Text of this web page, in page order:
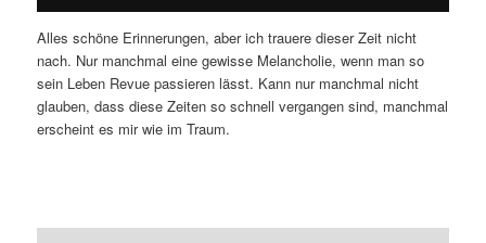
Alles schöne Erinnerungen, aber ich trauere dieser Zeit nicht
nach. Nur manchmal eine gewisse Melancholie, wenn man so
sein Leben Revue passieren lässt. Kann nur manchmal nicht
glauben, dass diese Zeiten so schnell vergangen sind, manchmal
erscheint es mir wie im Traum.